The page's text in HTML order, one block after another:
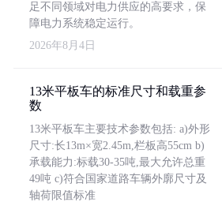
足不同领域对电力供应的高要求，保
障电力系统稳定运行。
2026年8月4日
13米平板车的标准尺寸和载重参
数
13米平板车主要技术参数包括: a)外形
尺寸:长13m×宽2.45m,栏板高55cm b)
承载能力:标载30-35吨,最大允许总重
49吨 c)符合国家道路车辆外廓尺寸及
轴荷限值标准